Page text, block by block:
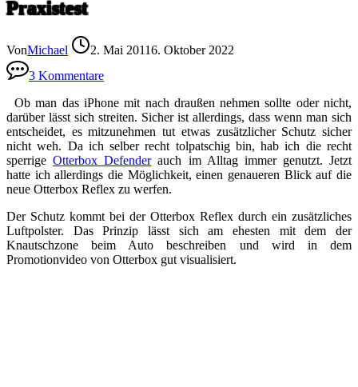
Praxistest
VonMichael 2. Mai 20116. Oktober 2022
3 Kommentare
Ob man das iPhone mit nach draußen nehmen sollte oder nicht,
darüber lässt sich streiten. Sicher ist allerdings, dass wenn man sich
entscheidet, es mitzunehmen tut etwas zusätzlicher Schutz sicher
nicht weh. Da ich selber recht tolpatschig bin, hab ich die recht
sperrigeOtterbox Defenderauch im Alltag immer genutzt. Jetzt
hatte ich allerdings die Möglichkeit, einen genaueren Blick auf die
neue Otterbox Reflex zu werfen.
Der Schutz kommt bei der Otterbox Reflex durch ein zusätzliches
Luftpolster. Das Prinzip lässt sich am ehesten mit dem der
Knautschzone beim Auto beschreiben und wird in dem
Promotionvideo von Otterbox gut visualisiert.